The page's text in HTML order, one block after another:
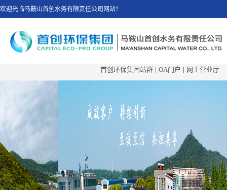
欢迎光临马鞍山首创水务有限责任公司网站！
首创环保集团站群 OA门户 网上营业厅